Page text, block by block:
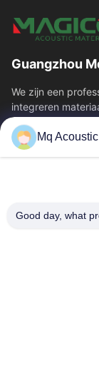
Guangzhou
We zijn een
integreren
Fabriekstour
Mq Acoustic
Good day, what